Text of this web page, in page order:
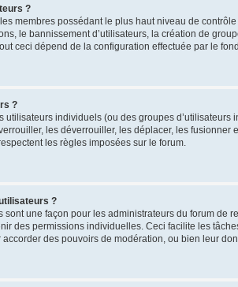
?
membres possédant le plus haut niveau de
le bannissement d’utilisateurs, la création de
ceci dépend de la configuration effectuée par le
?
utilisateurs individuels (ou des groupes
les déverrouiller, les déplacer, les
les règles imposées sur le forum.
?
sont une façon pour les administrateurs du forum
des permissions individuelles. Ceci facilite les
des pouvoirs de modération, ou bien leur